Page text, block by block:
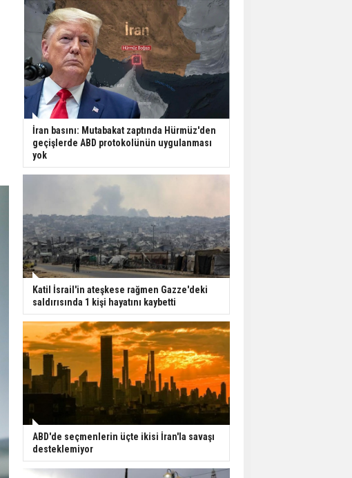
Tuncer estetik
operasyon geçirdi: Son
hali gündem oldu
Yerli turist 229,7 milyar
lira seyahat harcaması
yaptı
Gazze'deki Sağlık
Bakanlığı duyurdu:
salgın vaka tespit edildi
İran basını: Mutabakat zaptında Hürmüz'den
geçişlerde ABD protokolünün uygulanması
yok
Katil İsrail'in ateşkese rağmen Gazze'deki
saldırısında 1 kişi hayatını kaybetti
ABD'de seçmenlerin üçte ikisi İran'la savaşı
desteklemiyor